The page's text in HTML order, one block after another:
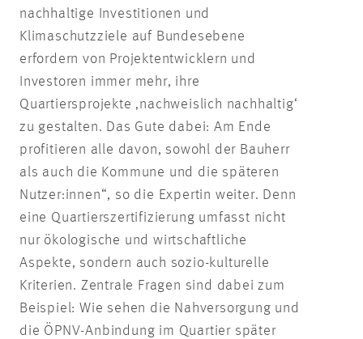
nachhaltige Investitionen und
Klimaschutzziele auf Bundesebene
erfordern von Projektentwicklern und
Investoren immer mehr, ihre
Quartiersprojekte ‚nachweislich nachhaltig‘
zu gestalten. Das Gute dabei: Am Ende
profitieren alle davon, sowohl der Bauherr
als auch die Kommune und die späteren
Nutzer:innen“, so die Expertin weiter. Denn
eine Quartierszertifizierung umfasst nicht
nur ökologische und wirtschaftliche
Aspekte, sondern auch sozio-kulturelle
Kriterien. Zentrale Fragen sind dabei zum
Beispiel: Wie sehen die Nahversorgung und
die ÖPNV-Anbindung im Quartier später